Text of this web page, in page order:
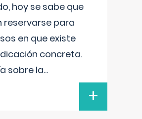
hoy se sabe que
reservarse para
en que existe
concreta.
sobre la...
+